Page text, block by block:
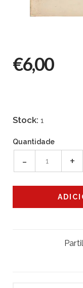
€6,00
Stock: 1
Quantidade
- +